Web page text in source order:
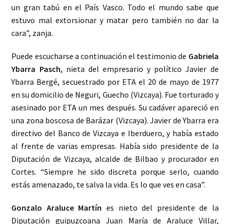
un gran tabú en el País Vasco. Todo el mundo sabe que
estuvo mal extorsionar y matar pero también no dar la
cara”, zanja.
Puede escucharse a continuación el testimonio de Gabriela
Ybarra Pasch, nieta del empresario y político Javier de
Ybarra Bergé, secuestrado por ETA el 20 de mayo de 1977
en su domicilio de Neguri, Guecho (Vizcaya). Fue torturado y
asesinado por ETA un mes después. Su cadáver apareció en
una zona boscosa de Barázar (Vizcaya). Javier de Ybarra era
directivo del Banco de Vizcaya e Iberduero, y había estado
al frente de varias empresas. Había sido presidente de la
Diputación de Vizcaya, alcalde de Bilbao y procurador en
Cortes. “Siempre he sido discreta porque serlo, cuando
estás amenazado, te salva la vida. Es lo que ves en casa”.
Gonzalo Araluce Martín es nieto del presidente de la
Diputación guipuzcoana Juan María de Araluce Villar,